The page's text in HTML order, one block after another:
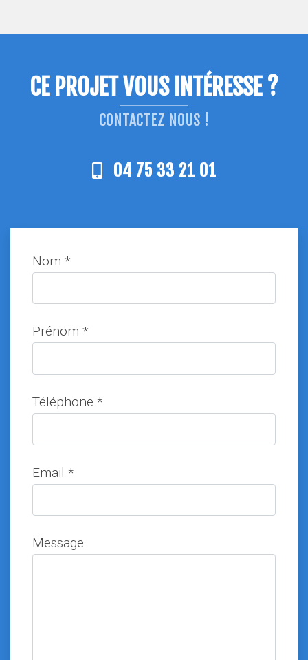
CE PROJET VOUS INTÉRESSE ?
CONTACTEZ NOUS !
04 75 33 21 01
Nom *
Prénom *
Téléphone *
Email *
Message